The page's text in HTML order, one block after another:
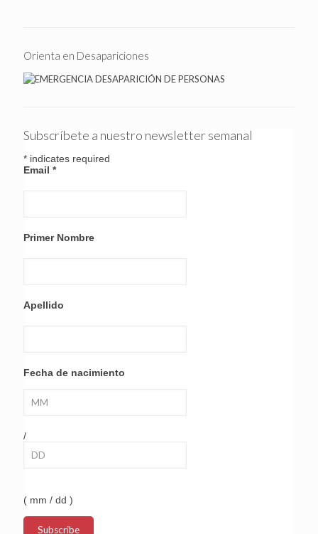
Orienta en Desapariciones
Subscríbete a nuestro newsletter semanal
* indicates required
Email *
Primer Nombre
Apellido
Fecha de nacimiento
/
( mm / dd )